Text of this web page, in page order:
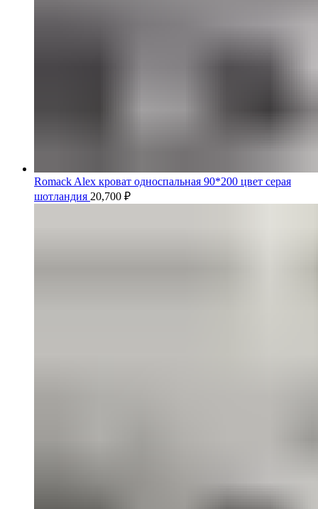
Romack Alex кроват односпальная 90*200 цвет серая
шотландия 20,700 ₽